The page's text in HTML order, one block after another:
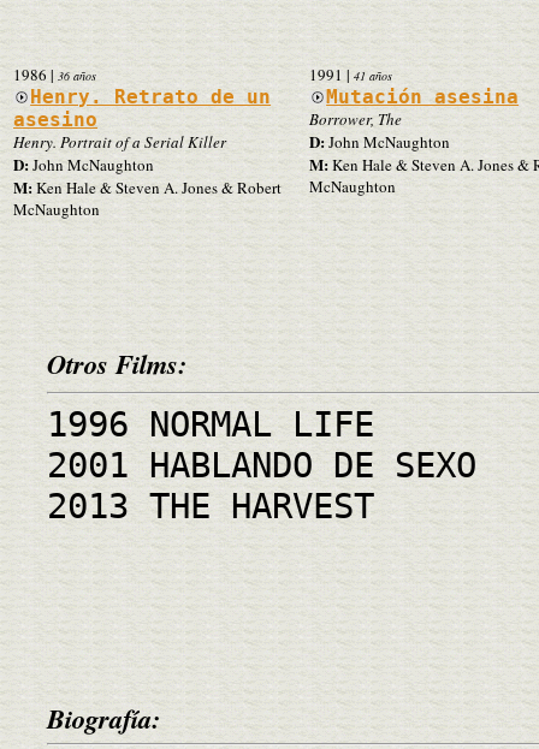
1986 | 36 años
Henry. Retrato de un
asesino
Henry. Portrait of a Serial Killer
D:John McNaughton
M:Ken Hale & Steven A. Jones & Robert
McNaughton
1991| 41 años
Mutación asesina
Borrower, The
D:John McNaughton
M:Ken Hale & Steven A. Jones &
McNaughton
Otros Films:
1996 NORMAL LIFE
2001 HABLANDO DE SEXO
2013 THE HARVEST
Biografía: